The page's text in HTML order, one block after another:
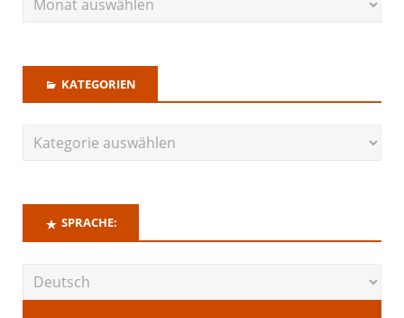
KATEGORIEN
SPRACHE: